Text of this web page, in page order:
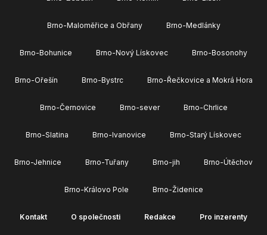
Brno-Maloměřice a Obřany Brno-Medlánky
Brno-Bohunice Brno-Nový Lískovec Brno-Bosonohy
Brno-Ořešín Brno-Bystrc Brno-Řečkovice a Mokrá Hora
Brno-Černovice Brno-sever Brno-Chrlice
Brno-Slatina Brno-Ivanovice Brno-Starý Lískovec
Brno-Jehnice Brno-Tuřany Brno-jih Brno-Útěchov
Brno-Královo Pole Brno-Židenice
Kontakt O společnosti Redakce Pro inzerenty